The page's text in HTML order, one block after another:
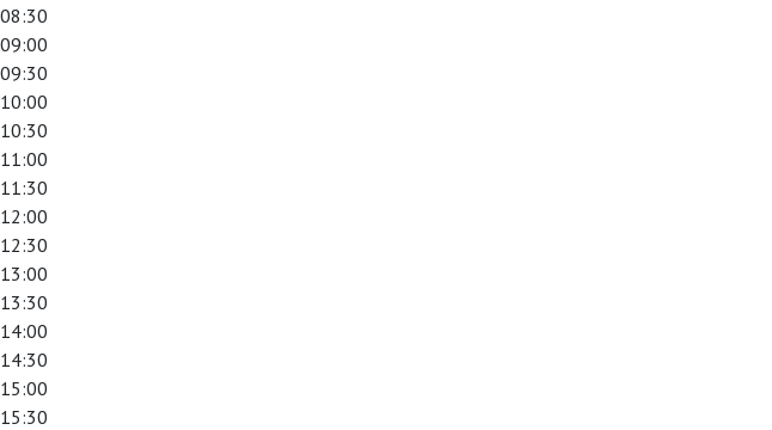
08:30
09:00
09:30
10:00
10:30
11:00
11:30
12:00
12:30
13:00
13:30
14:00
14:30
15:00
15:30